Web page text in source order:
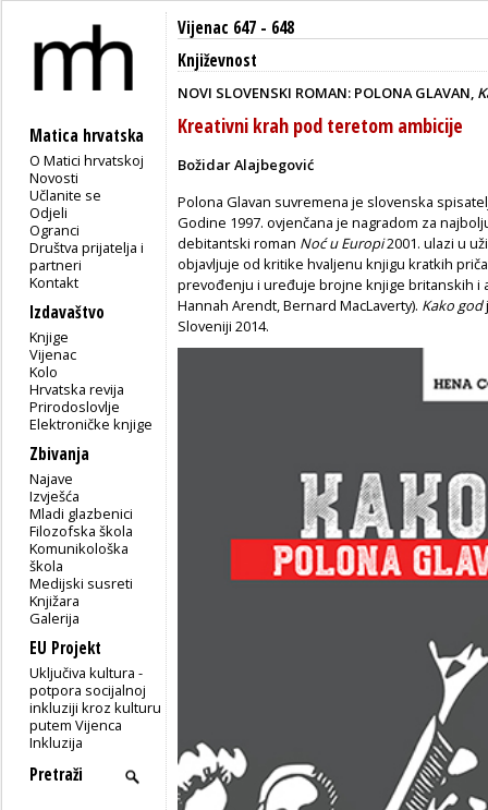
Matica hrvatska
O Matici hrvatskoj
Novosti
Učlanite se
Odjeli
Ogranci
Društva prijatelja i
partneri
Kontakt
Izdavaštvo
Knjige
Vijenac
Kolo
Hrvatska revija
Prirodoslovlje
Elektroničke knjige
Zbivanja
Najave
Izvješća
Mladi glazbenici
Filozofska škola
Komunikološka
škola
Medijski susreti
Knjižara
Galerija
EU Projekt
Uključiva kultura -
potpora socijalnoj
inkluziji kroz kulturu
putem Vijenca
Inkluzija
Vijenac 647 - 648
Književnost
NOVI SLOVENSKI ROMAN: POLONA GLAVAN,
Kreativni krah pod teretom ambicije
Božidar Alajbegović
Polona Glavan suvremena je slovenska
Godine 1997. ovjenčana je nagradom za
debitantski roman Noć u Europi2001. ulazi u
objavljuje od kritike hvaljenu knjigu kratkih
prevođenju i uređuje brojne knjige britanskih i
Hannah Arendt, Bernard MacLaverty). Kako god
Sloveniji 2014.